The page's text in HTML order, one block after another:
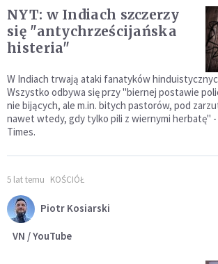
NYT: w Indiach szczerzy
się "antychrześcijańska
histeria"
W Indiach trwają ataki fanatyków
Wszystko odbywa się przy "biernej postawie
nie bijących, ale m.in. bitych pastorów, pod
nawet wtedy, gdy tylko pili z wiernymi herbatę"
Times.
5 lat temu KOŚCIÓŁ
Piotr Kosiarski
VN / YouTube